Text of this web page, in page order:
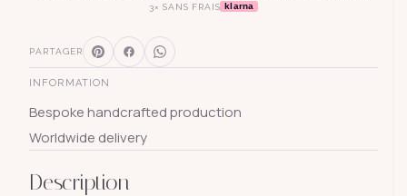
3× SANS FRAIS klarna
PARTAGER
INFORMATION
Bespoke handcrafted production
Worldwide delivery
Description